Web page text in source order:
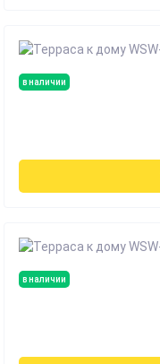
в наличии
в наличии